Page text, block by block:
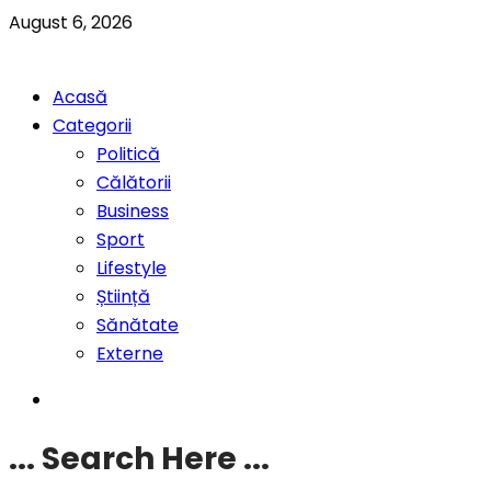
August 6, 2026
Acasă
Categorii
Politică
Călătorii
Business
Sport
Lifestyle
Știință
Sănătate
Externe
... Search Here ...